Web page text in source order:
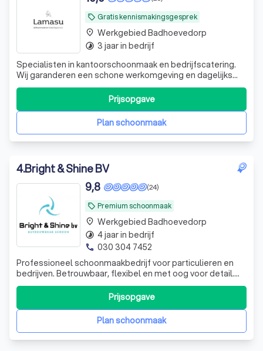
local_offer Gratis kennismakingsgesprek
Specialisten in kantoorschoonmaak en bedrijfscatering.
Wij garanderen een schone werkomgeving en dagelijks
verse maaltijden. Kwaliteit waarop u kunt vertrouwen.
Plan schoonmaak
Prijsopgave
place Werkgebied Badhoevedorp
timelapse 3 jaar in bedrijf
4.Bright & Shine BV
local_offer Premium schoonmaak
(24)
9,8
Professioneel schoonmaakbedrijf voor particulieren en
bedrijven. Betrouwbaar, flexibel en met oog voor detail.
Wij leveren altijd een schoon, fris en hygiënisch resultaat
Plan schoonmaak
Prijsopgave
place Werkgebied Badhoevedorp
timelapse 4 jaar in bedrijf
phone 030 304 7452